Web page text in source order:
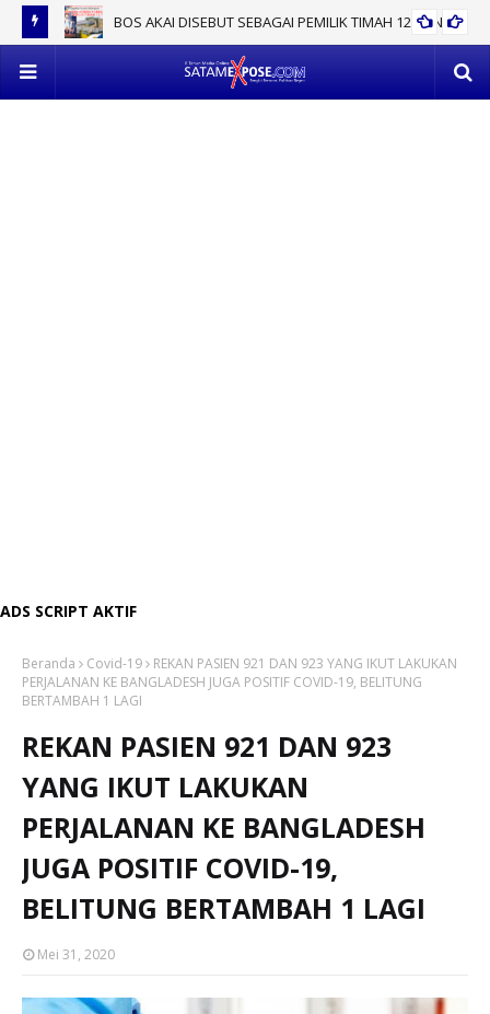
EVAKUASI 53 TON TIMAH MENDAPAT PERLAWANAN SENGIT,
POLISI VS SATLAP TRICAKTI
ADS SCRIPT AKTIF
Beranda Covid-19
REKAN PASIEN 921 DAN 923 YANG IKUT LAKUKAN
PERJALANAN KE BANGLADESH JUGA POSITIF COVID-19, BELITUNG
BERTAMBAH 1 LAGI
REKAN PASIEN 921 DAN 923
YANG IKUT LAKUKAN
PERJALANAN KE BANGLADESH
JUGA POSITIF COVID-19,
BELITUNG BERTAMBAH 1 LAGI
Mei 31, 2020